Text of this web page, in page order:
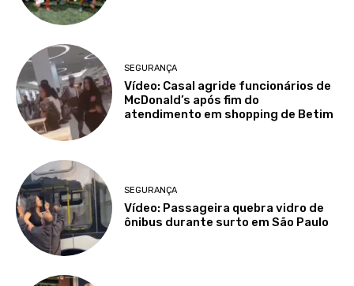
SEGURANÇA
Vídeo: Casal agride funcionários de
McDonald’s após fim do
atendimento em shopping de Betim
SEGURANÇA
Vídeo: Passageira quebra vidro de
ônibus durante surto em São Paulo